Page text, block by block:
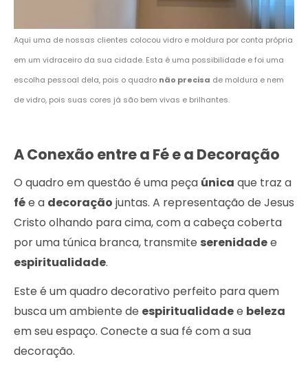
Aqui uma de nossas clientes colocou vidro e moldura por conta própria
em um vidraceiro da sua cidade. Esta é uma possibilidade e foi uma
escolha pessoal dela, pois o quadro não precisa de moldura e nem
de vidro, pois suas cores já são bem vivas e brilhantes.
A Conexão entre a Fé e a Decoração
O quadro em questão é uma peça única que traz a
fée a decoração juntas. A representação de Jesus
Cristo olhando para cima, com a cabeça coberta
por uma túnica branca, transmite serenidadee
espiritualidade.
Este é um quadro decorativo perfeito para quem
busca um ambiente de espiritualidadee beleza
em seu espaço. Conecte a sua fé com a sua
decoração.